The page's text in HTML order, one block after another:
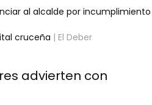
al alcalde por incumplimiento
cruceña | El Deber
advierten con